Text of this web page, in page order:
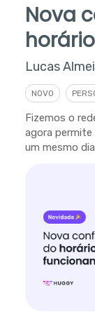
Nova
Lucas
NOVO
Fizemos o
agora
um mesmo